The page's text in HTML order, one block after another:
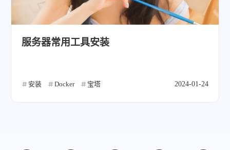
服务器常用工具安装
安装 Docker 宝塔 2024-01-24